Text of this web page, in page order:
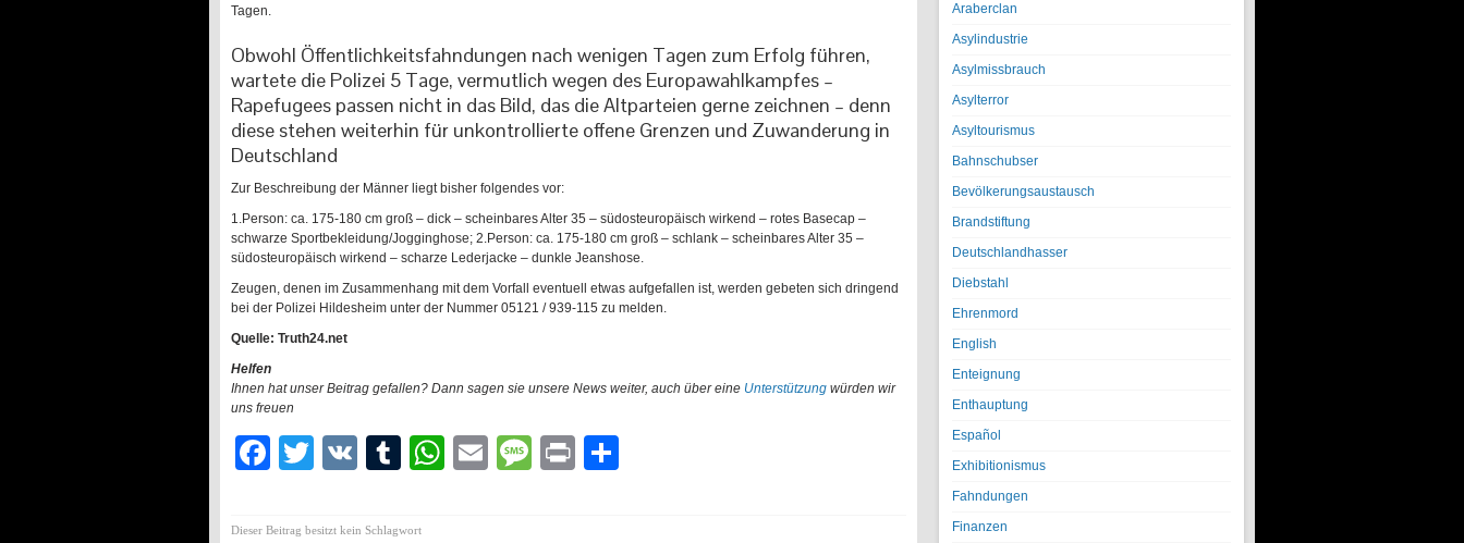
Tagen.
Obwohl Öffentlichkeitsfahndungen nach wenigen Tagen zum Erfolg führen,
wartete die Polizei 5 Tage, vermutlich wegen des Europawahlkampfes –
Rapefugees passen nicht in das Bild, das die Altparteien gerne zeichnen – denn
diese stehen weiterhin für unkontrollierte offene Grenzen und Zuwanderung in
Deutschland
Zur Beschreibung der Männer liegt bisher folgendes vor:
1.Person: ca. 175-180 cm groß – dick – scheinbares Alter 35 – südosteuropäisch wirkend – rotes Basecap –
schwarze Sportbekleidung/Jogginghose; 2.Person: ca. 175-180 cm groß – schlank – scheinbares Alter 35 –
südosteuropäisch wirkend – scharze Lederjacke – dunkle Jeanshose.
Zeugen, denen im Zusammenhang mit dem Vorfall eventuell etwas aufgefallen ist, werden gebeten sich dringend
bei der Polizei Hildesheim unter der Nummer 05121 / 939-115 zu melden.
Quelle: Truth24.net
Helfen
Ihnen hat unser Beitrag gefallen? Dann sagen sie unsere News weiter, auch über eine Unterstützung würden wir
uns freuen
Facebook
Twitter
VK Tumblr
WhatsApp
EmailMessage
Print
Dieser Beitrag besitzt kein Schlagwort
Araberclan
Asylindustrie
Asylmissbrauch
Asylterror
Asyltourismus
Bahnschubser
Bevölkerungsaustausch
Brandstiftung
Deutschlandhasser
Diebstahl
Ehrenmord
English
Enteignung
Enthauptung
Español
Exhibitionismus
Fahndungen
Finanzen